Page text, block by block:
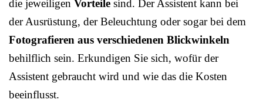
die jeweiligen Vorteile sind. Der Assistent kann bei
der Ausrüstung, der Beleuchtung oder sogar bei dem
Fotografieren aus verschiedenen Blickwinkeln
behilflich sein. Erkundigen Sie sich, wofür der
Assistent gebraucht wird und wie das die Kosten
beeinflusst.